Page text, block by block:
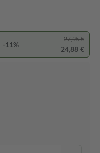
-11%
27,95 €
24,88 €